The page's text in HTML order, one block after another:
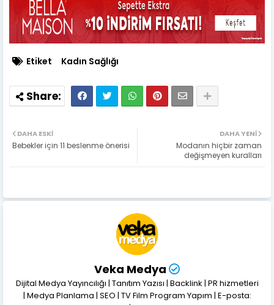
Etiket Kadın Sağlığı
DAHA YENI
Modanın hiçbir zaman
değişmeyen kuralları
DAHA ESKI
Bebekler için 11 beslenme önerisi
Veka Medya
Dijital Medya Yayıncılığı | Tanıtım Yazısı | Backlink | PR hizmetleri
| Medya Planlama | SEO | TV Film Program Yapım | E-posta: